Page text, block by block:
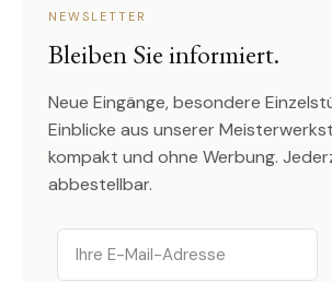
NEWSLETTER
Bleiben Sie informiert.
Neue Eingänge, besondere
Einblicke aus unserer
kompakt und ohne Werbung.
abbestellbar.
Email